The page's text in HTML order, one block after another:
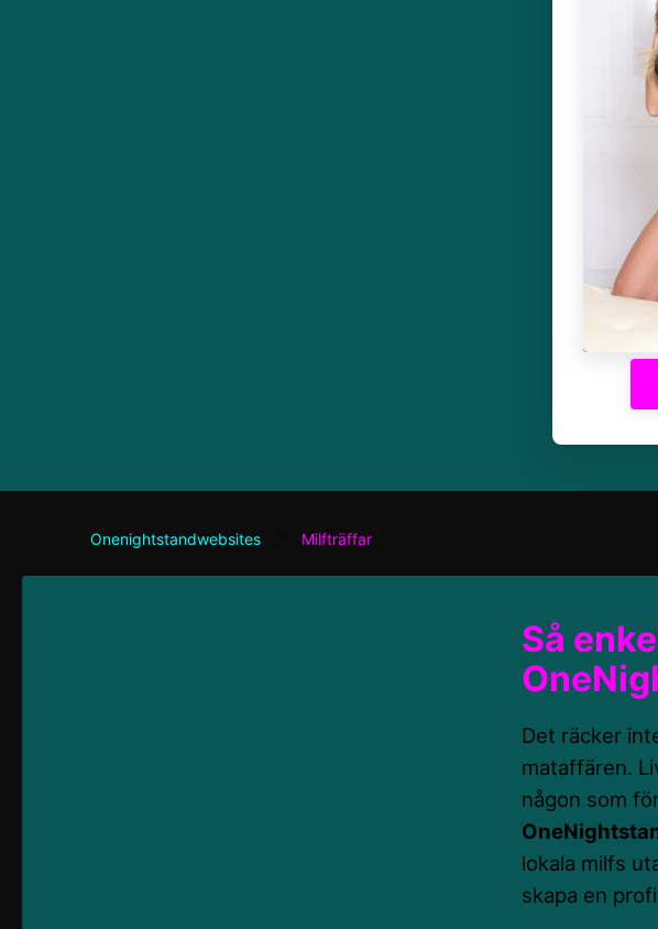
Onenightstandwebsites Milfträffar
Så
Det räcker
mataffären.
någon som
lokala milfs
skapa en